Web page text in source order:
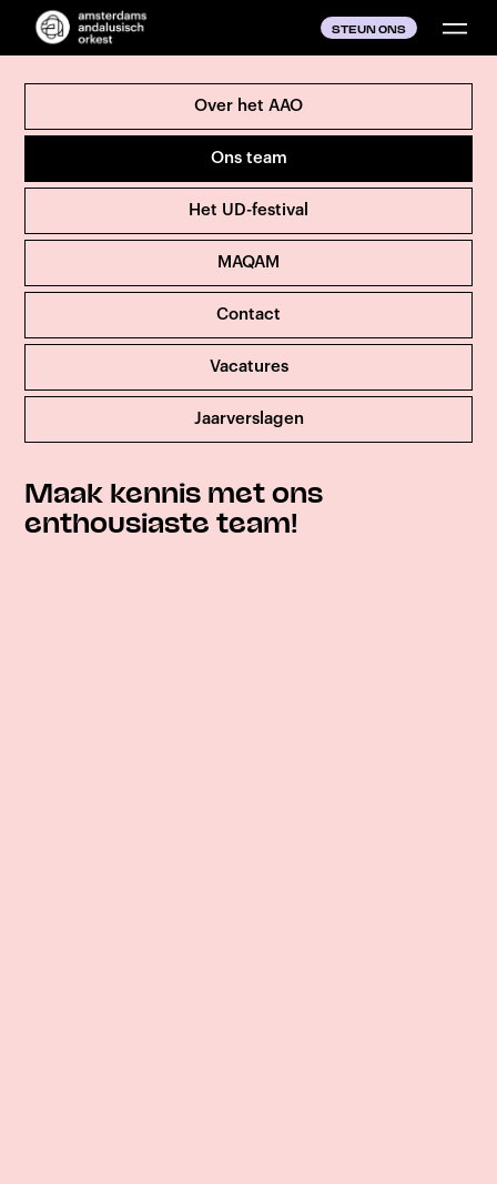
STEUN ONS
Over het AAO
Ons team
Het UD-festival
MAQAM
Contact
Vacatures
Jaarverslagen
Maak kennis met ons
enthousiaste team!